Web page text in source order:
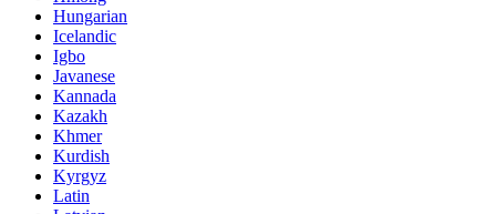
Hungarian
Icelandic
Igbo
Javanese
Kannada
Kazakh
Khmer
Kurdish
Kyrgyz
Latin